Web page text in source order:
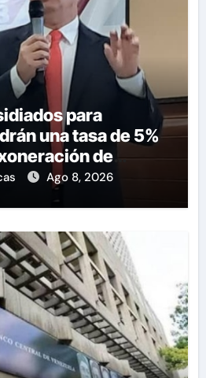
para
una tasa de 5%
de
Ago 8, 2026